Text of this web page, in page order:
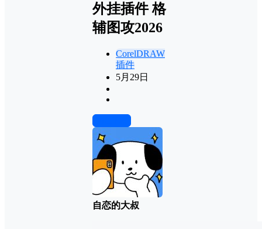
外挂插件 格
辅图攻2026
CorelDRAW
插件
5月29日
自恋的大叔